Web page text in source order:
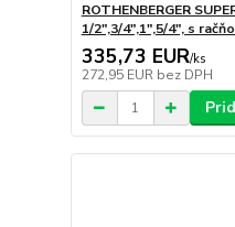
ROTHENBERGER
1/2",3/4",1",5/4", s
335,73 EUR/ks
272,95 EUR bez DPH